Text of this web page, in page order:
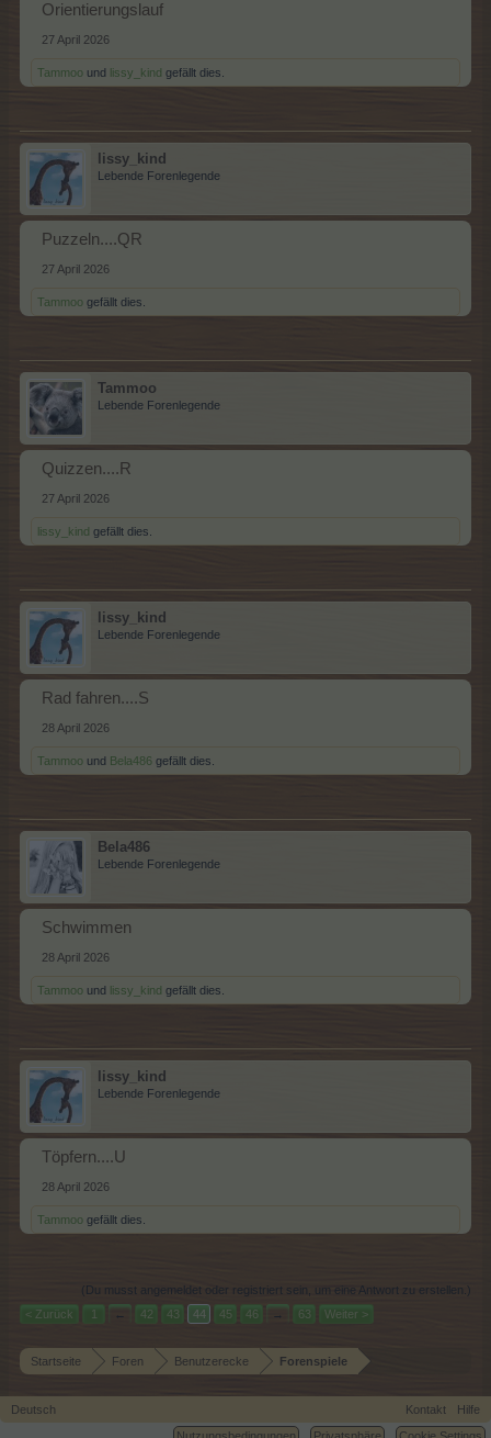
Orientierungslauf
27 April 2026
Tammoo und lissy_kind gefällt dies.
lissy_kind
Lebende Forenlegende
Puzzeln....QR
27 April 2026
Tammoo gefällt dies.
Tammoo
Lebende Forenlegende
Quizzen....R
27 April 2026
lissy_kind gefällt dies.
lissy_kind
Lebende Forenlegende
Rad fahren....S
28 April 2026
Tammoo und Bela486 gefällt dies.
Bela486
Lebende Forenlegende
Schwimmen
28 April 2026
Tammoo und lissy_kind gefällt dies.
lissy_kind
Lebende Forenlegende
Töpfern....U
28 April 2026
Tammoo gefällt dies.
(Du musst angemeldet oder registriert sein, um eine Antwort zu erstellen.)
< Zurück
1 ← 42 43 44 45 46 → 63 Weiter >
Startseite Foren Benutzerecke Forenspiele
Deutsch Kontakt
Hilfe